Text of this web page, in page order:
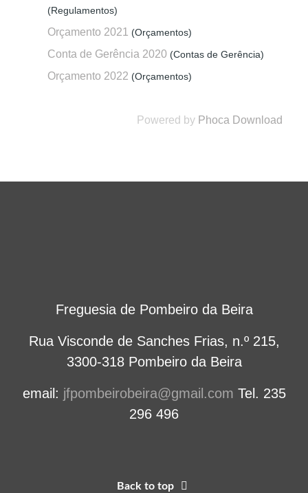
(Regulamentos)
Orçamento 2021 (Orçamentos)
Conta de Gerência 2020 (Contas de Gerência)
Orçamento 2022 (Orçamentos)
Powered by Phoca Download
Freguesia de Pombeiro da Beira
Rua Visconde de Sanches Frias, n.º 215,
3300-318 Pombeiro da Beira
email: jfpombeirobeira@gmail.com Tel. 235
296 496
Back to top